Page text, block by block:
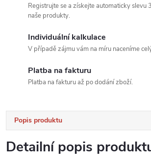
Registrujte se a získejte automaticky slevu
naše produkty.
Individuální kalkulace
V případě zájmu vám na míru naceníme
Platba na fakturu
Platba na fakturu až po dodání zboží.
Popis produktu
Detailní popis